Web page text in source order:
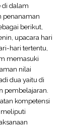
di dalam
penanaman
berikut,
upacara hari
hari tertentu,
memasuki
nilai
dua yaitu di
pembelajaran.
kompetensi